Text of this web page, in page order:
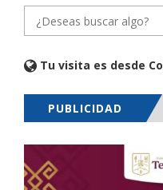
Tu visita es desde
PUBLICIDAD